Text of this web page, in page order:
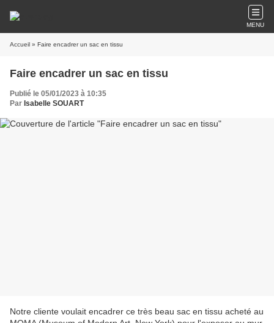
MENU
Accueil » Faire encadrer un sac en tissu
Faire encadrer un sac en tissu
Publié le 05/01/2023 à 10:35
Par Isabelle SOUART
Notre cliente voulait encadrer ce très beau sac en tissu acheté au